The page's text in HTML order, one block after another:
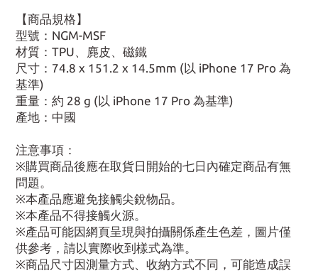
【商品規格】
型號：NGM-MSF
材質：TPU、麂皮、磁鐵
尺寸：74.8 x 151.2 x 14.5mm (以 iPhone 17 Pro 為
基準)
重量：約 28 g (以 iPhone 17 Pro 為基準)
產地：中國
注意事項：
※購買商品後應在取貨日開始的七日內確定商品有無
問題。
※本產品應避免接觸尖銳物品。
※本產品不得接觸火源。
※產品可能因網頁呈現與拍攝關係產生色差，圖片僅
供參考，請以實際收到樣式為準。
※商品尺寸因測量方式、收納方式不同，可能造成誤